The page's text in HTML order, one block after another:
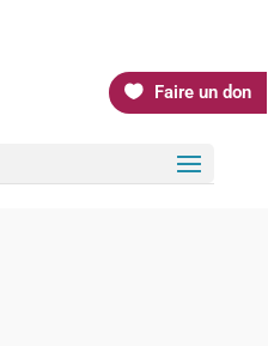
Faire un don